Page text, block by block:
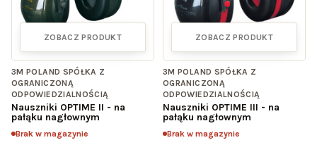
ZOBACZ PRODUKT
3M POLAND SPÓŁKA Z
OGRANICZONĄ
ODPOWIEDZIALNOŚCIĄ
Nauszniki OPTIME II - na
pałąku nagłownym
Brak w magazynie
ZOBACZ PRODUKT
3M POLAND SPÓŁKA Z
OGRANICZONĄ
ODPOWIEDZIALNOŚCIĄ
Nauszniki OPTIME III - na
pałąku nagłownym
Brak w magazynie